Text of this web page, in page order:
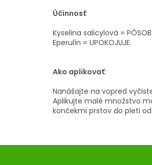
Účinnosť
Kyselina salicylová =
Eperulín = UPOKOJUJE.
Ako aplikovať:
Nanášajte na vopred
Aplikujte malé množstvo
končekmi prstov do pleti